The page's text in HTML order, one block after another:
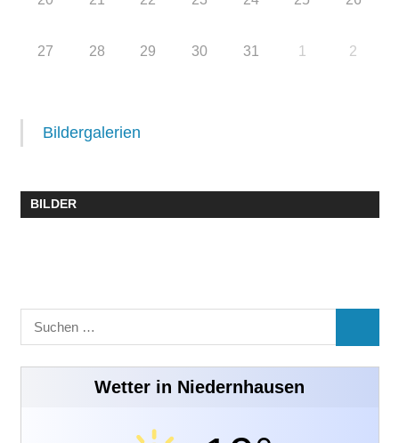
27 28 29 30 31 1 2
Bildergalerien
BILDER
Suchen
nach:
Wetter in Niedernhausen